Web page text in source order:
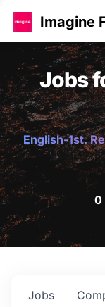
Imagine
Jobs
English-1st.
0
Jobs